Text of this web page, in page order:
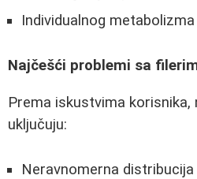
Individualnog metabolizma
Najčešći problemi sa
Prema iskustvima korisnika,
uključuju:
Neravnomerna distribucija